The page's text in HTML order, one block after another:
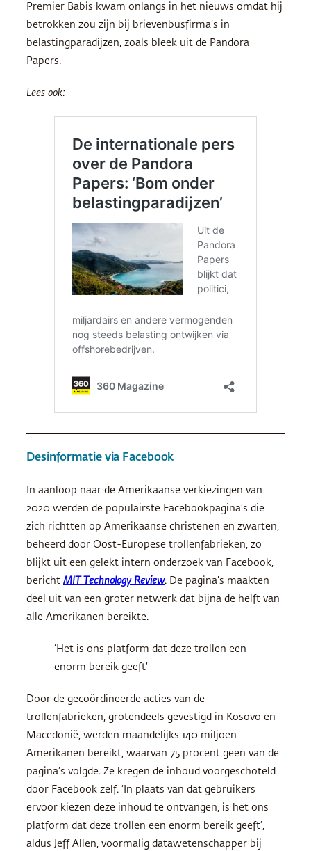
Premier Babis kwam onlangs in het nieuws omdat hij
betrokken zou zijn bij brievenbusfirma’s in
belastingparadijzen, zoals bleek uit de Pandora
Papers.
Lees ook:
Desinformatie via Facebook
In aanloop naar de Amerikaanse verkiezingen van
2020 werden de populairste Facebookpagina’s die
zich richtten op Amerikaanse christenen en zwarten,
beheerd door Oost-Europese trollenfabrieken, zo
blijkt uit een gelekt intern onderzoek van Facebook,
bericht MIT Technology Review. De pagina’s maakten
deel uit van een groter netwerk dat bijna de helft van
alle Amerikanen bereikte.
‘Het is ons platform dat deze trollen een
enorm bereik geeft’
Door de gecoördineerde acties van de
trollenfabrieken, grotendeels gevestigd in Kosovo en
Macedonië, werden maandelijks 140 miljoen
Amerikanen bereikt, waarvan 75 procent geen van de
pagina’s volgde. Ze kregen de inhoud voorgeschoteld
door Facebook zelf. ‘In plaats van dat gebruikers
ervoor kiezen deze inhoud te ontvangen, is het ons
platform dat deze trollen een enorm bereik geeft’,
aldus Jeff Allen, voormalig datawetenschapper bij